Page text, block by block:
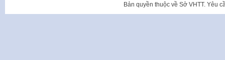
Bản quyền thuộc về Sở VHTT. Yêu